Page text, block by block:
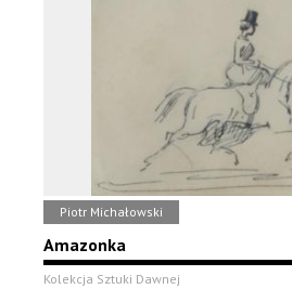
Piotr Michałowski
Amazonka
Kolekcja Sztuki Dawnej